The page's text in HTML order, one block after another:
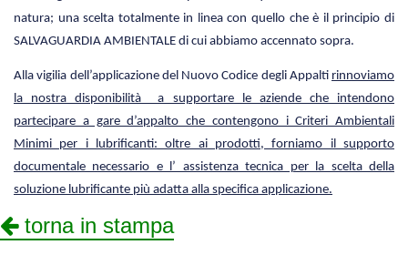
natura; una scelta totalmente in linea con quello che è il principio di
SALVAGUARDIA AMBIENTALE di cui abbiamo accennato sopra.
Alla vigilia dell’applicazione del Nuovo Codice degli Appalti rinnoviamo
la nostra disponibilità a supportare le aziende che intendono
partecipare a gare d’appalto che contengono i Criteri Ambientali
Minimi per i lubrificanti: oltre ai prodotti, forniamo il supporto
documentale necessario e l’ assistenza tecnica per la scelta della
soluzione lubrificante più adatta alla specifica applicazione.
torna in stampa